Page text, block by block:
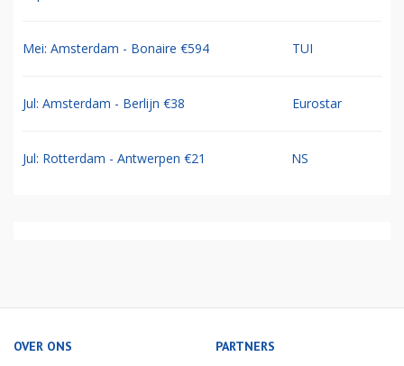
Mei: Amsterdam - Bonaire €594 TUI
Jul: Amsterdam - Berlijn €38 Eurostar
Jul: Rotterdam - Antwerpen €21 NS
OVER ONS PARTNERS